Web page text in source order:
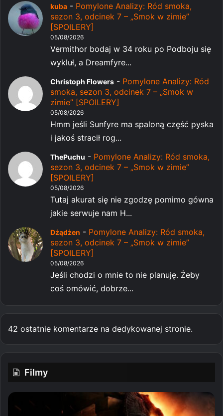
kuba - Pomylone Analizy: Ród smoka,
sezon 3, odcinek 7 – „Smok w zimie”
[SPOILERY]
05/08/2026
Vermithor bodaj w 34 roku po Podboju się
wykluł, a Dreamfyre...
Christoph Flowers - Pomylone Analizy: Ród
smoka, sezon 3, odcinek 7 – „Smok w
zimie” [SPOILERY]
05/08/2026
Hmm jeśli Sunfyre ma spaloną część pyska
i jakoś stracił rog...
ThePuchu - Pomylone Analizy: Ród smoka,
sezon 3, odcinek 7 – „Smok w zimie”
[SPOILERY]
05/08/2026
Tutaj akurat się nie zgodzę pomimo gówna
jakie serwuje nam H...
Dżądżen - Pomylone Analizy: Ród smoka,
sezon 3, odcinek 7 – „Smok w zimie”
[SPOILERY]
05/08/2026
Jeśli chodzi o mnie to nie planuję. Żeby
coś omówić, dobrze...
42 ostatnie komentarze na dedykowanej stronie.
Filmy